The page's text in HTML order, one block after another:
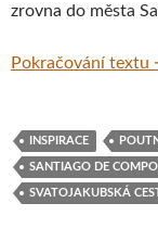
zrovna do města
Pokračování textu
INSPIRACE
SANTIAGO DE
SVATOJAKUBSKÁ